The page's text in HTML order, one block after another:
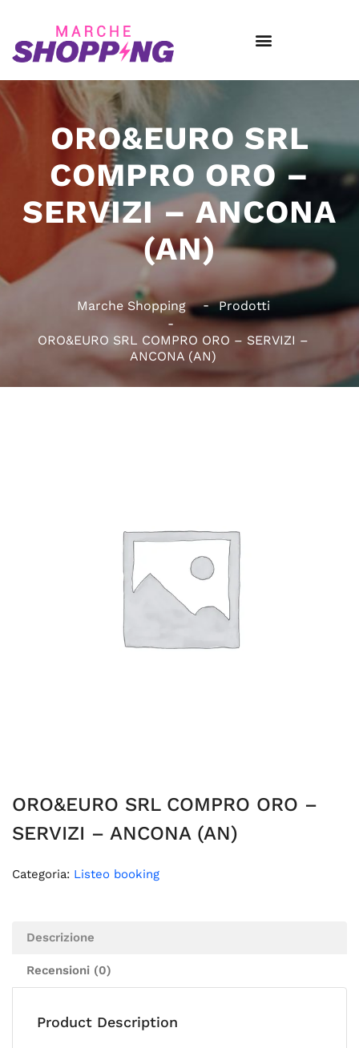
ORO&EURO SRL
COMPRO ORO –
SERVIZI – ANCONA
(AN)
Marche Shopping Prodotti
ORO&EURO SRL COMPRO ORO – SERVIZI –
ANCONA (AN)
ORO&EURO SRL COMPRO ORO –
SERVIZI – ANCONA (AN)
Categoria: Listeo booking
Descrizione
Recensioni (0)
Product Description